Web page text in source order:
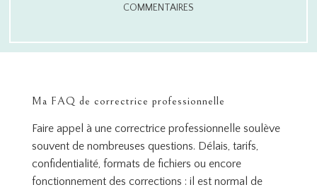
COMMENTAIRES
Ma FAQ de correctrice professionnelle
Faire appel à une correctrice professionnelle soulève
souvent de nombreuses questions. Délais, tarifs,
confidentialité, formats de fichiers ou encore
fonctionnement des corrections : il est normal de